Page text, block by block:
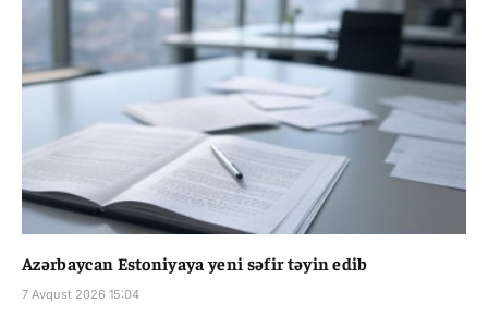
Azərbaycan Estoniyaya yeni səfir təyin edib
7 Avqust 2026 15:04